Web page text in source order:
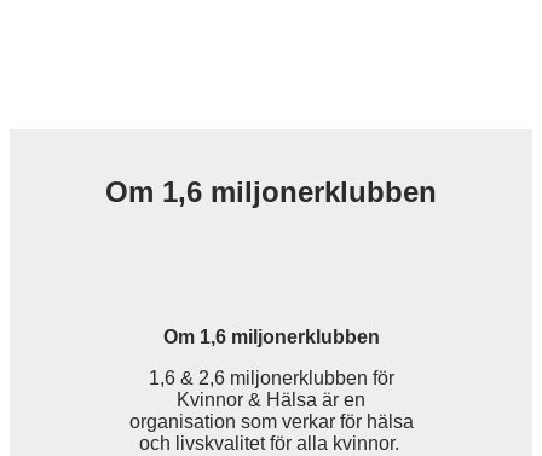
Om 1,6 miljonerklubben
Om 1,6 miljonerklubben
1,6 & 2,6 miljonerklubben för
Kvinnor & Hälsa är en
organisation som verkar för hälsa
och livskvalitet för alla kvinnor.